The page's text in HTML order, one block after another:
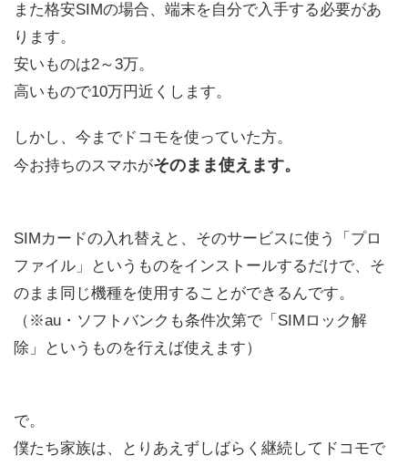
また格安SIMの場合、端末を自分で入手する必要があ
ります。
安いものは2～3万。
高いもので10万円近くします。
しかし、今までドコモを使っていた方。
今お持ちのスマホがそのまま使えます。
SIMカードの入れ替えと、そのサービスに使う「プロ
ファイル」というものをインストールするだけで、そ
のまま同じ機種を使用することができるんです。
（※au・ソフトバンクも条件次第で「SIMロック解
除」というものを行えば使えます）
で。
僕たち家族は、とりあえずしばらく継続してドコモで